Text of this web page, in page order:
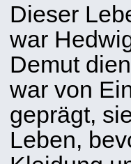
Dieser
war
Demut
war von
geprägt,
Leben,